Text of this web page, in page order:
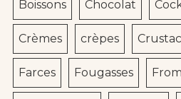
Boissons Chocolat
Crèmes crèpes
Farces Fougasses